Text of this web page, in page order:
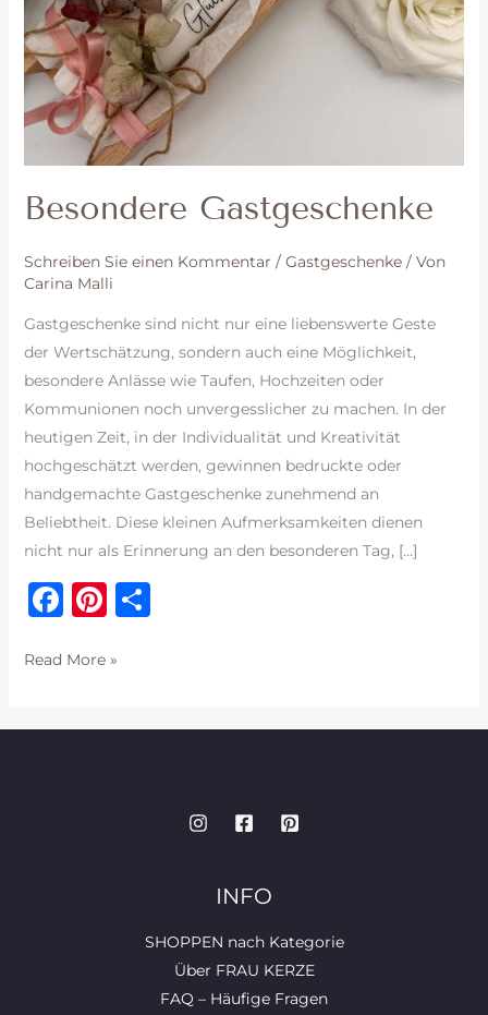
Besondere Gastgeschenke
Schreiben Sie einen Kommentar / Gastgeschenke/ Von
Carina Malli
Gastgeschenke sind nicht nur eine liebenswerte Geste
der Wertschätzung, sondern auch eine Möglichkeit,
besondere Anlässe wie Taufen, Hochzeiten oder
Kommunionen noch unvergesslicher zu machen. In der
heutigen Zeit, in der Individualität und Kreativität
hochgeschätzt werden, gewinnen bedruckte oder
handgemachte Gastgeschenke zunehmend an
Beliebtheit. Diese kleinen Aufmerksamkeiten dienen
nicht nur als Erinnerung an den besonderen Tag, […]
F
c
b
Pi
te
st
T
Besondere
Read More »
INFO
SHOPPEN nach Kategorie
Über FRAU KERZE
FAQ – Häufige Fragen